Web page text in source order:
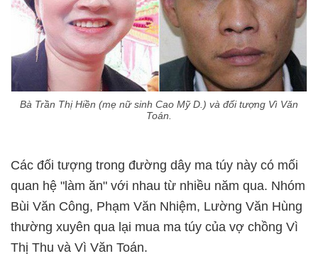
Bà Trần Thị Hiền (mẹ nữ sinh Cao Mỹ D.) và đối tượng Vì Văn
Toán.
Các đối tượng trong đường dây ma túy này có mối
quan hệ "làm ăn" với nhau từ nhiều năm qua. Nhóm
Bùi Văn Công, Phạm Văn Nhiệm, Lường Văn Hùng
thường xuyên qua lại mua ma túy của vợ chồng Vì
Thị Thu và Vì Văn Toán.